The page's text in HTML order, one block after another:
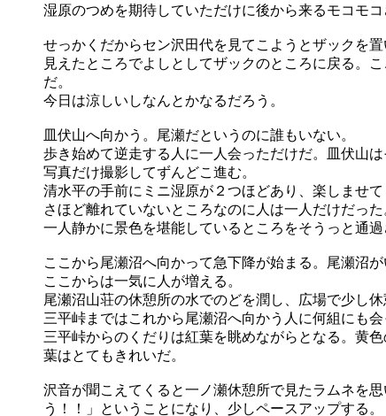
湿原のつめを期待していただけに後から来るモコモ
せっかくだからセン沢田代を見てこようとザックを
見えたところでよしとしてザックのところに戻る。
だ。
今日は涼しいしなんとかなるだろう。
皿伏山へ向かう。尾瀬だというのに誰もいない。
歩き始めて逆走する人に一人会っただけだ。皿伏山
写真だけ撮影してずんどこ進む。
清水平の手前にミニ湿原が２つほどあり、楽しませ
さほど離れていないところなのに人は一人だけだった
一人静かに景色を堪能しているところをそうっと通過
ここから尾瀬沼へ向かって急下降が始まる。尾瀬沼
ここからは一気に人が増える。
尾瀬沼山荘の休憩所の水でのどを潤し、広場で少し休
三平峠まではこれから尾瀬沼へ向かう人に何組にも会
三平峠からのくだりは紅葉を眺めながらとなる。黄
葉はとてもきれいだ。
沢音が聞こえてくると一ノ瀬休憩所で見たラムネを
う！！」ということになり、少しペースアップする。